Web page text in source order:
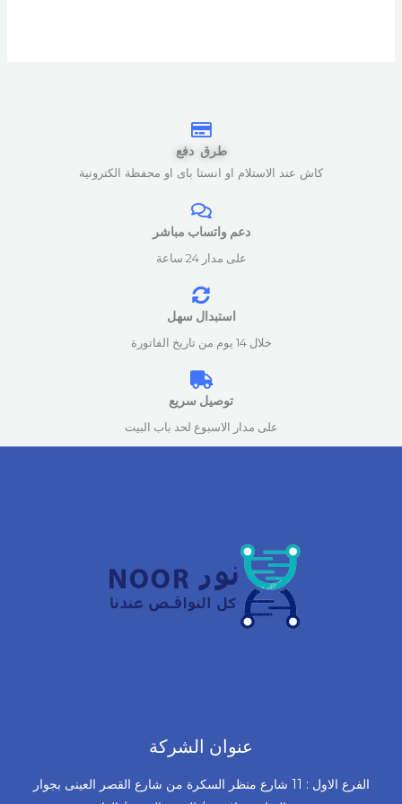
طرق دفع
كاش عند الاستلام او انستا باى او محفظة الكترونية
دعم واتساب مباشر
على مدار 24 ساعة
استبدال سهل
خلال 14 يوم من تاريخ الفاتورة
توصيل سريع
على مدار الاسبوع لحد باب البيت
عنوان الشركة
الفرع الاول : 11 شارع منظر السكرة من شارع القصر العينى بجوار